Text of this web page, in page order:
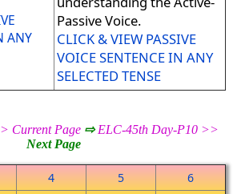
ANY
Passive Voice.
CLICK & VIEW PASSIVE
VOICE SENTENCE IN ANY
SELECTED TENSE
Current Page ⇨ELC-45th Day-P10 >>
Next Page
4 5
6